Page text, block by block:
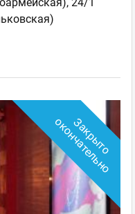
З
а
к
р
ы
т
о
о
к
о
н
ч
а
т
е
л
ь
н
о